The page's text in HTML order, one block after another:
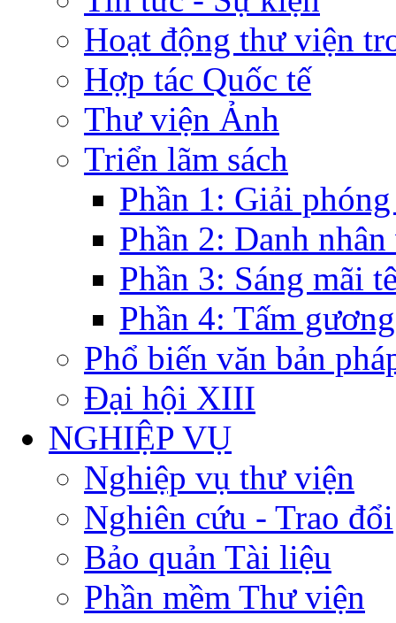
Hoạt động thư viện
Hợp tác Quốc tế
Thư viện Ảnh
Triển lãm sách
Phần 1: Giải
Phần 2: Danh nhân
Phần 3: Sáng mãi
Phần 4: Tấm
Phổ biến văn bản
Đại hội XIII
NGHIỆP VỤ
Nghiệp vụ thư viện
Nghiên cứu - Trao đổi
Bảo quản Tài liệu
Phần mềm Thư viện